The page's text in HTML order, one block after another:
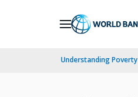
Understanding Poverty